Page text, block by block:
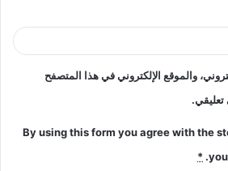
والموقع الإلكتروني في هذا المتصفح
تعليقي.
By using this form you agree with the
*